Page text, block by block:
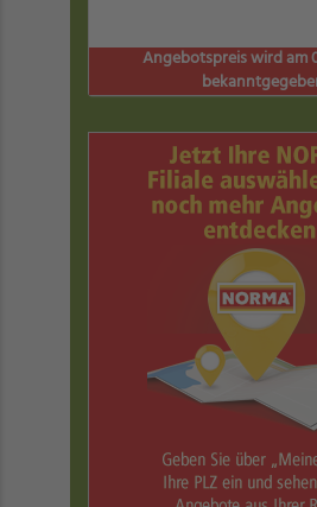
Angebotspreis wird am